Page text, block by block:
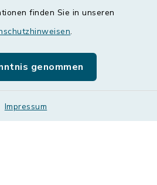
finden Sie in unseren
.
genommen
Impressum
Sprache
Sitemap